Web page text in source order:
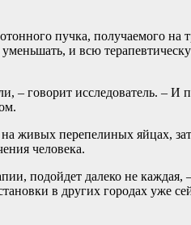
пучка, получаемого
и всю
– говорит исследователь. –
живых перепелиных яйцах,
человека.
подойдет далеко не
в других городах уже